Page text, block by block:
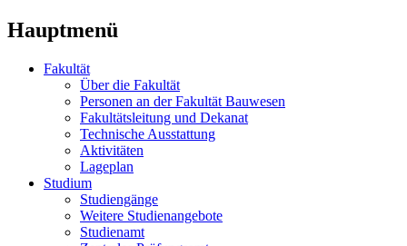
Hauptmenü
Fakultät
Über die Fakultät
Personen an der Fakultät Bauwesen
Fakultätsleitung und Dekanat
Technische Ausstattung
Aktivitäten
Lageplan
Studium
Studiengänge
Weitere Studienangebote
Studienamt